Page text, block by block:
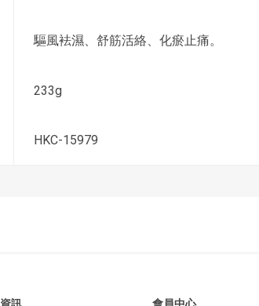
驅風袪濕、舒筋活絡、化瘀止痛。
233g
HKC-15979